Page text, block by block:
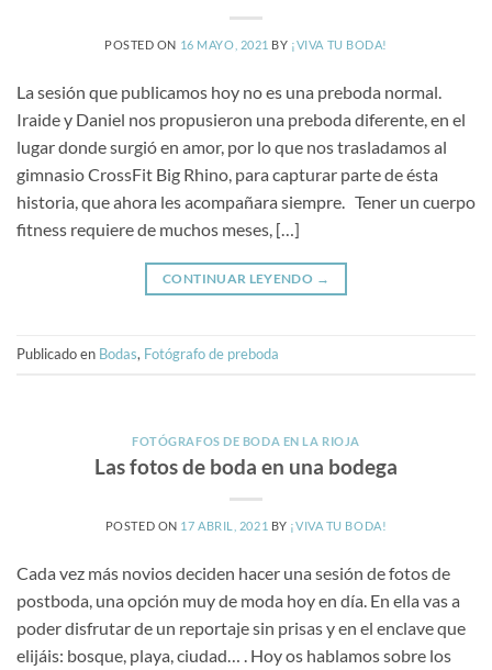
POSTED ON 16 MAYO, 2021 BY ¡VIVA TU BODA!
La sesión que publicamos hoy no es una preboda normal.
Iraide y Daniel nos propusieron una preboda diferente, en el
lugar donde surgió en amor, por lo que nos trasladamos al
gimnasio CrossFit Big Rhino, para capturar parte de ésta
historia, que ahora les acompañara siempre. Tener un cuerpo
fitness requiere de muchos meses, […]
CONTINUAR LEYENDO →
Publicado en Bodas, Fotógrafo de preboda
FOTÓGRAFOS DE BODA EN LA RIOJA
Las fotos de boda en una bodega
POSTED ON 17 ABRIL, 2021 BY ¡VIVA TU BODA!
Cada vez más novios deciden hacer una sesión de fotos de
postboda, una opción muy de moda hoy en día. En ella vas a
poder disfrutar de un reportaje sin prisas y en el enclave que
elijáis: bosque, playa, ciudad… . Hoy os hablamos sobre los